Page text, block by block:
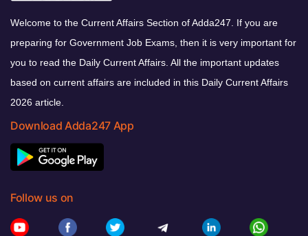
Welcome to the Current Affairs Section of Adda247. If you are
preparing for Government Job Exams, then it is very important for
you to read the Daily Current Affairs. All the important updates
based on current affairs are included in this Daily Current Affairs
2026 article.
Download Adda247 App
Follow us on